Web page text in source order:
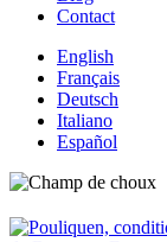
Contact
English
Français
Deutsch
Italiano
Español